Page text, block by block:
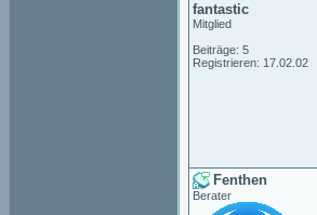
fantastic
Mitglied
Beiträge: 5
Registrieren: 17.02.02
Fenthen
Berater